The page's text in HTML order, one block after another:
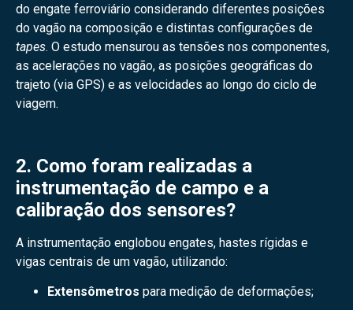
do engate ferroviário considerando diferentes posições
do vagão na composição e distintas configurações de
tapes. O estudo mensurou as tensões nos componentes,
as acelerações no vagão, as posições geográficas do
trajeto (via GPS) e as velocidades ao longo do ciclo de
viagem.
2. Como foram realizadas a
instrumentação de campo e a
calibração dos sensores?
A instrumentação englobou engates, hastes rígidas e
vigas centrais de um vagão, utilizando:
Extensômetros para medição de deformações;